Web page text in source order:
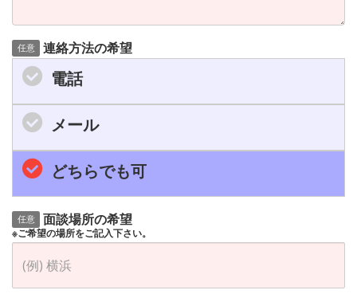
任意 連絡方法の希望
電話
メール
どちらでも可
任意 面談場所の希望
※ご希望の場所をご記入下さい。